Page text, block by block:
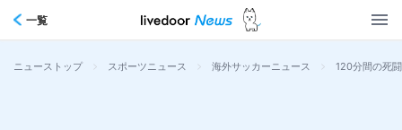
一覧
ニューストップ > スポーツニュース > 海外サッカーニュース > 120分間の死